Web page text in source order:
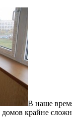
В наше
крайне